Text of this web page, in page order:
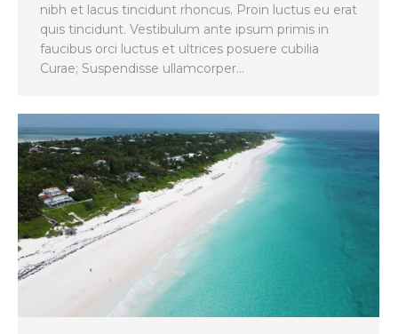
nibh et lacus tincidunt rhoncus. Proin luctus eu erat
quis tincidunt. Vestibulum ante ipsum primis in
faucibus orci luctus et ultrices posuere cubilia
Curae; Suspendisse ullamcorper…